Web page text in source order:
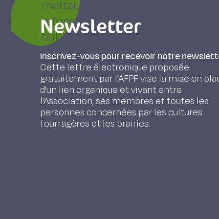
matter, cut every 48 hours ; it
refuse of the order of 40%. The
but as the allowed milk production
continue these investigations in
stage, the best stocking-rate and
other grasses and especially of
Masson C., de Simiane M. (1980).
Newsletter
Inscrivez-vous pour recevoir notre
Cette lettre électronique proposée
gratuitement par l'AFPF vise la mise en
d'un lien organique et vivant entre
l'Association, ses membres et toutes les
personnes concernées par les cultures
fourragères et les prairies.